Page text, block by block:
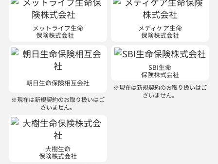
メットライフ生命
保険株式会社
メディケア生命
保険株式会社
朝日生命保険相互会社
※現在は新規契約のお取り扱いはご
ざいません。
SBI生命
保険株式会社
※現在は新規契約のお取り扱いはご
ざいません。
大樹生命
保険株式会社